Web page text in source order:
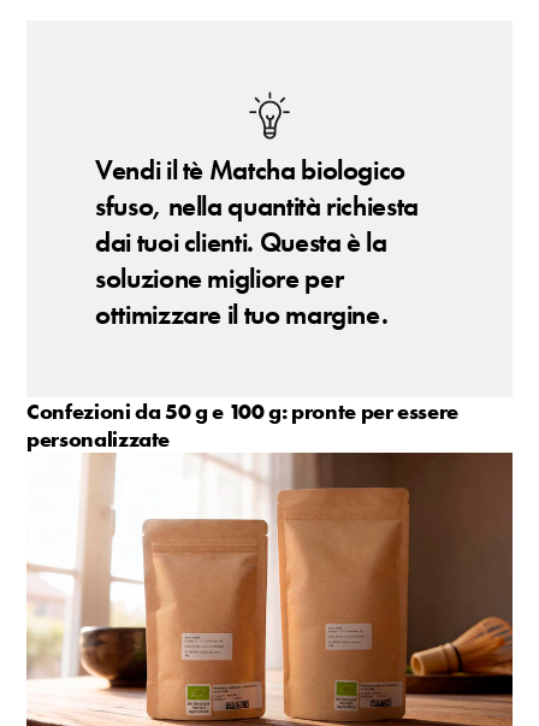
Vendi il tè Matcha biologico
sfuso, nella quantità richiesta
dai tuoi clienti. Questa è la
soluzione migliore per
ottimizzare il tuo margine.
Confezioni da 50 g e 100 g: pronte per essere
personalizzate